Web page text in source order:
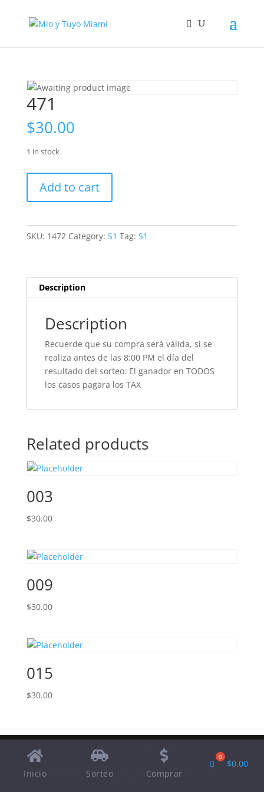
471
$30.00
1 in stock
quantity
Add to cart
SKU: 1472 Category: S1 Tag: S1
Description
Description
Recuerde que su compra será válida, si se
realiza antes de las 8:00 PM el día del
resultado del sorteo. El ganador en TODOS
los casos pagara los TAX
Related products
003
$30.00
009
$30.00
015
$30.00
Designed by Elegant Themes
| Powered by
Inicio Sorteo Comprar
$0.00